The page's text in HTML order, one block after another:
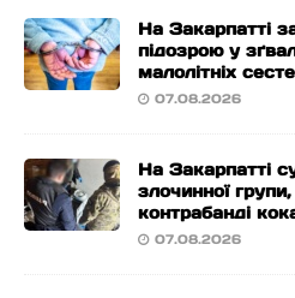
На Закарпатті
підозрою у
малолітніх
07.08.2026
На Закарпатті
злочинної
контрабанді
07.08.2026